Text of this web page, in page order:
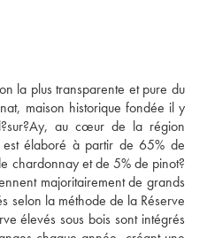
la plus transparente et pure du
maison historique fondée il y
au cœur de la région
élaboré à partir de 65% de
chardonnay et de 5% de pinot?
majoritairement de grands
selon la méthode de la Réserve
élevés sous bois sont intégrés